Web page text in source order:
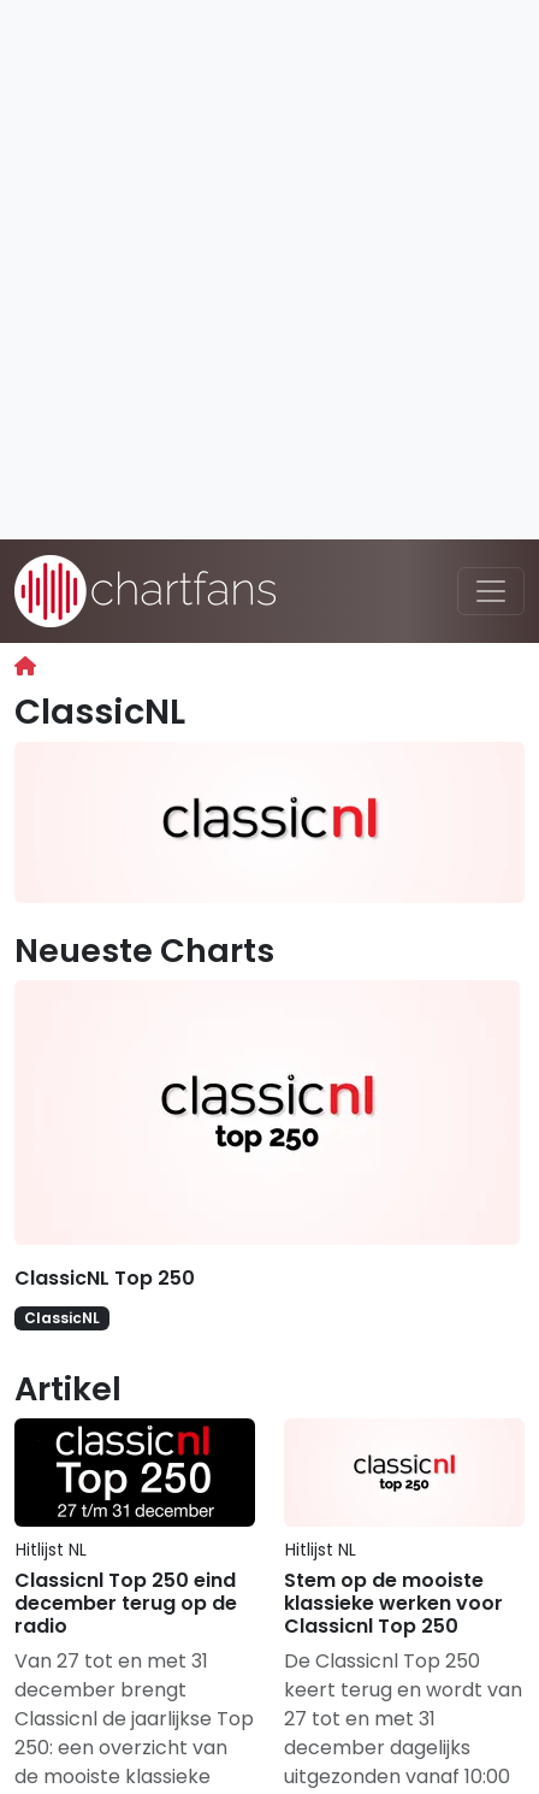
ClassicNL
Neueste Charts
ClassicNL Top 250
ClassicNL
Artikel
Hitlijst NL
Classicnl Top 250 eind
december terug op de
radio
Van 27 tot en met 31
december brengt
Classicnl de jaarlijkse Top
250: een overzicht van
de mooiste klassieke
Hitlijst NL
Stem op de mooiste
klassieke werken voor
Classicnl Top 250
De Classicnl Top 250
keert terug en wordt van
27 tot en met 31
december dagelijks
uitgezonden vanaf 10:00